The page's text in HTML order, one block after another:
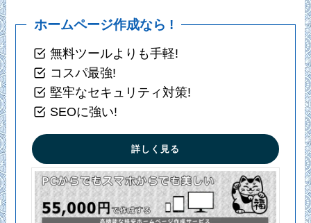
ホームページ作成なら !
無料ツールよりも手軽!
コスパ最強!
堅牢なセキュリティ対策!
SEOに強い!
詳しく見る